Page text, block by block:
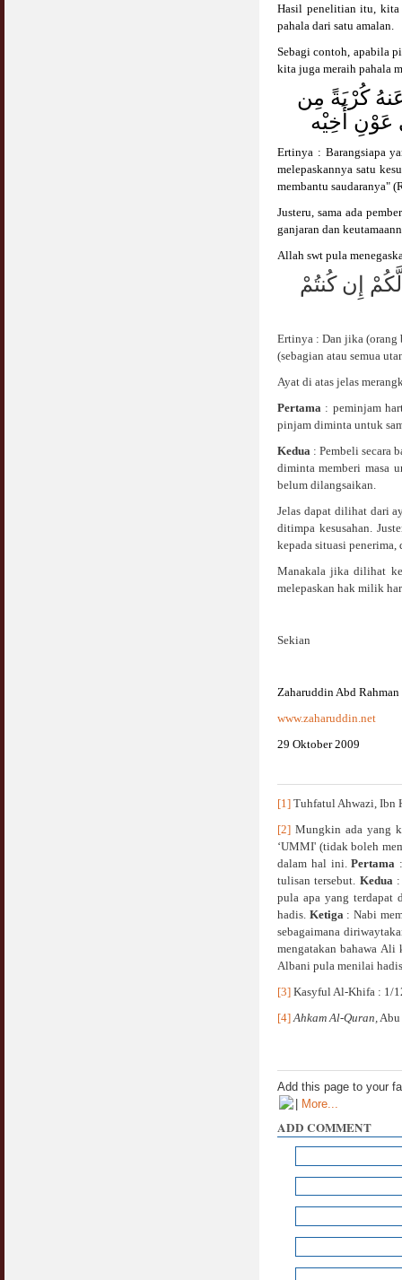
Hasil penelitian itu, kita
pahala dari satu amalan.
Sebagi contoh, apabila
kita juga meraih pahala
كُرْبَةً مِن
عَوْنِ أَخِيْه
Ertinya : Barangsiapa
melepaskannya satu
membantu saudaranya"
Justeru, sama ada
ganjaran dan
Allah swt pula
إِن كُنتُمْ
Ertinya : Dan jika (orang
(sebagian atau semua
Ayat di atas jelas
Pertama : peminjam
pinjam diminta untuk
Kedua : Pembeli secara
diminta memberi masa
belum dilangsaikan.
Jelas dapat dilihat dari
ditimpa kesusahan.
kepada situasi
Manakala jika dilihat
melepaskan hak milik
Sekian
Zaharuddin Abd Rahman
www.zaharuddin.net
29 Oktober 2009
[1]Tuhfatul Ahwazi, Ibn
[2] Mungkin ada yang
‘UMMI' (tidak boleh
dalam hal ini.Pertama
tulisan tersebut. Kedua:
pula apa yang terdapat
hadis. Ketiga: Nabi
sebagaimana
mengatakan bahawa
Albani pula menilai
[3] Kasyful Al-Khifa : 1/
[4] Ahkam Al-Quran,Abu
Add this page to your
More...
ADD COMMENT